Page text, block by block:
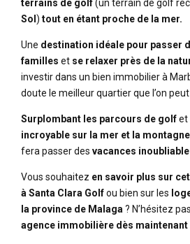
terrains de golf(un terrain de golf
Sol) tout en étant proche de la mer.
Une destination idéale pour passer
familles et se relaxer près de la
investir dans un bien immobilier à
doute le meilleur quartier que l’on
Surplombant les parcours de golfet
incroyable sur la mer et la montagne
fera passer des vacances
Vous souhaitez en savoir plus sur
à Santa Clara Golfou bien sur les
la province de Malaga ? N’hésitez
agence immobilière dès maintenant